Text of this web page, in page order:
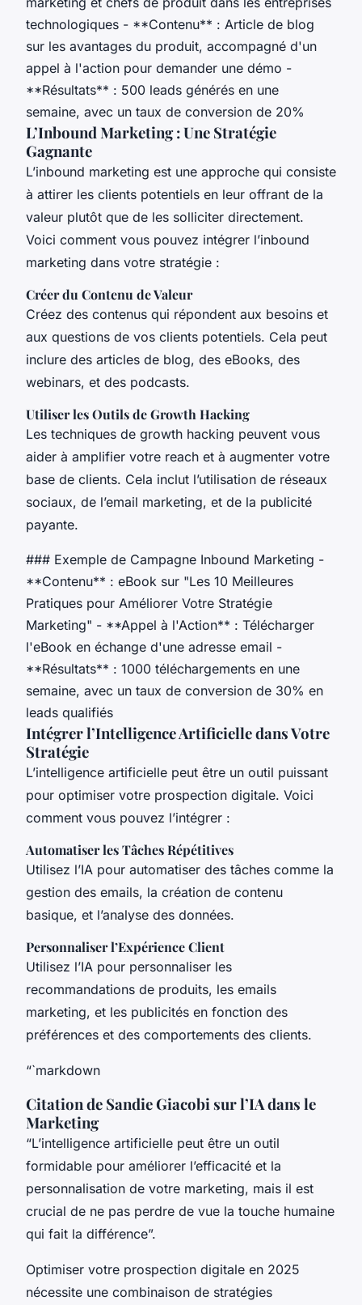
technologiques - **Contenu** : Article de blog
sur les avantages du produit, accompagné d'un
appel à l'action pour demander une démo -
**Résultats** : 500 leads générés en une
semaine, avec un taux de conversion de 20%
L’Inbound Marketing : Une Stratégie
Gagnante
L’inbound marketing est une approche qui consiste
à attirer les clients potentiels en leur offrant de la
valeur plutôt que de les solliciter directement.
Voici comment vous pouvez intégrer l’inbound
marketing dans votre stratégie :
Créer du Contenu de Valeur
Créez des contenus qui répondent aux besoins et
aux questions de vos clients potentiels. Cela peut
inclure des articles de blog, des eBooks, des
webinars, et des podcasts.
Utiliser les Outils de Growth Hacking
Les techniques de growth hacking peuvent vous
aider à amplifier votre reach et à augmenter votre
base de clients. Cela inclut l’utilisation de réseaux
sociaux, de l’email marketing, et de la publicité
payante.
### Exemple de Campagne Inbound Marketing -
**Contenu** : eBook sur "Les 10 Meilleures
Pratiques pour Améliorer Votre Stratégie
Marketing" - **Appel à l'Action** : Télécharger
l'eBook en échange d'une adresse email -
**Résultats** : 1000 téléchargements en une
semaine, avec un taux de conversion de 30% en
leads qualifiés
Intégrer l’Intelligence Artificielle dans Votre
Stratégie
L’intelligence artificielle peut être un outil puissant
pour optimiser votre prospection digitale. Voici
comment vous pouvez l’intégrer :
Automatiser les Tâches Répétitives
Utilisez l’IA pour automatiser des tâches comme la
gestion des emails, la création de contenu
basique, et l’analyse des données.
Personnaliser l’Expérience Client
Utilisez l’IA pour personnaliser les
recommandations de produits, les emails
marketing, et les publicités en fonction des
préférences et des comportements des clients.
“`markdown
Citation de Sandie Giacobi sur l’IA dans le
Marketing
“L’intelligence artificielle peut être un outil
formidable pour améliorer l’efficacité et la
personnalisation de votre marketing, mais il est
crucial de ne pas perdre de vue la touche humaine
qui fait la différence”.
Optimiser votre prospection digitale en 2025
nécessite une combinaison de stratégies